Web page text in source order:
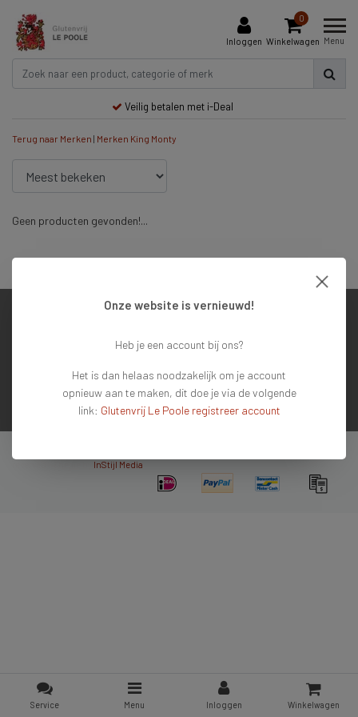
Inloggen
0
Winkelwagen Menu
Veilig betalen met i-Deal
Terug naar Merken | Merken King Monty
Geen producten gevonden!...
Contactgegevens
Nieuwsbrief
InStijl Media
Service Menu Inloggen Winkelwagen
Onze website is vernieuwd!
Heb je een account bij ons?
Het is dan helaas noodzakelijk om je account
opnieuw aan te maken, dit doe je via de volgende
link: Glutenvrij Le Poole registreer account